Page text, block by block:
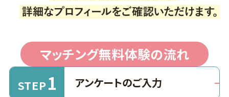
マッチング無料体験の流れ
STEP1 アンケートのご入力